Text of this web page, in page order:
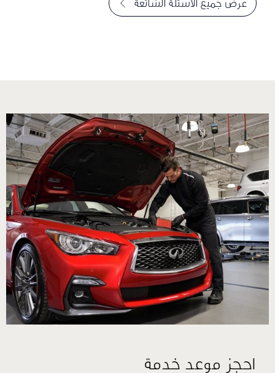
عرض جميع الأسئلة الشائعة
احجز موعد خدمة